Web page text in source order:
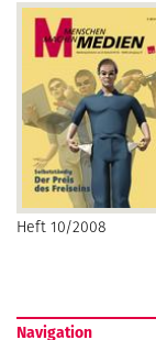
Heft 10/2008
Navigation